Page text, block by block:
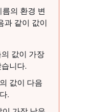
의 환경 변
과 같이 값이
값이 가장
니다.
값이 다음
.